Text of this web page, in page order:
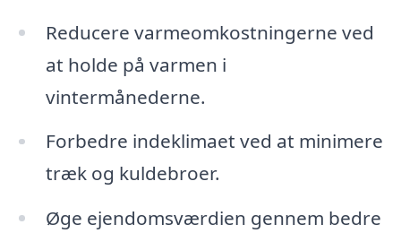
Reducere varmeomkostningerne ved
at holde på varmen i
vintermånederne.
Forbedre indeklimaet ved at minimere
træk og kuldebroer.
Øge ejendomsværdien gennem bedre